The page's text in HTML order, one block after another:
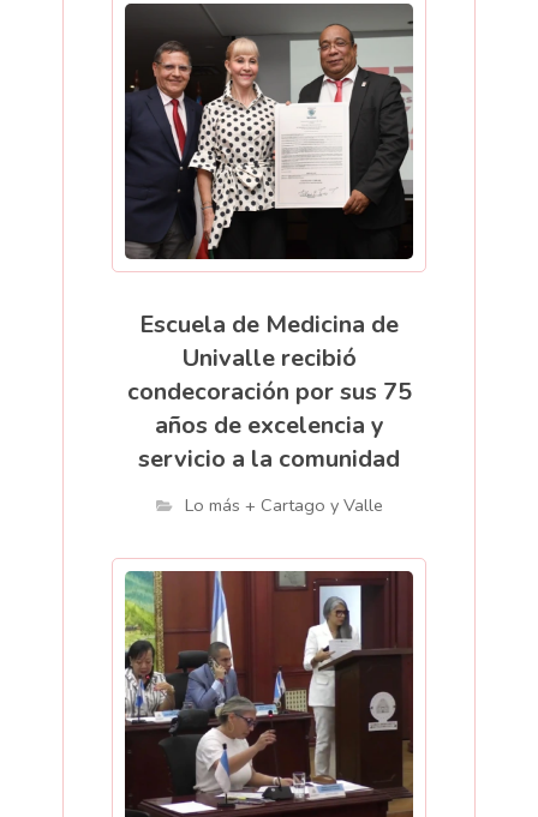
Escuela de Medicina de
Univalle recibió
condecoración por sus 75
años de excelencia y
servicio a la comunidad
Lo más + Cartago y Valle